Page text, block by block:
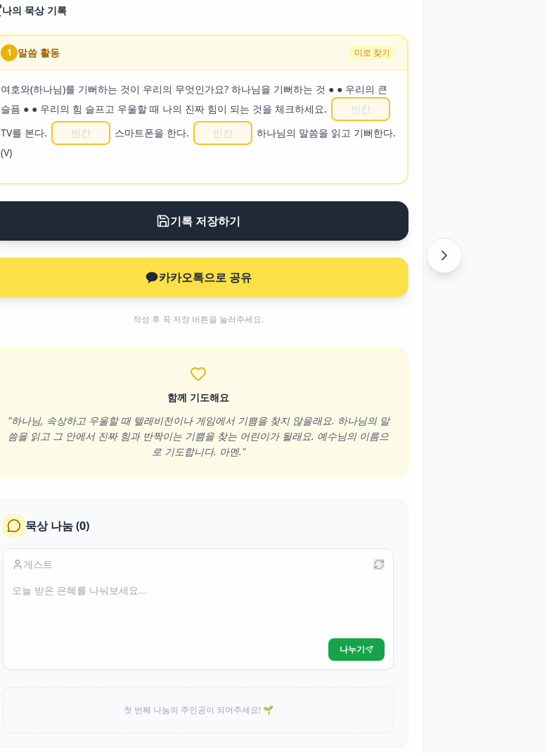
나의 묵상 기록
1 말씀 활동 미로 찾기
여호와(하나님)를 기뻐하는 것이 우리의 무엇인가요? 하나님을 기뻐하는 것 ● ● 우리의 큰
슬픔 ● ● 우리의 힘 슬프고 우울할 때 나의 진짜 힘이 되는 것을 체크하세요.
TV를 본다.
스마트폰을 한다.
하나님의 말씀을 읽고 기뻐한다.
(V)
기록 저장하기
카카오톡으로 공유
작성 후 꼭 저장 버튼을 눌러주세요.
함께 기도해요
"하나님, 속상하고 우울할 때 텔레비전이나 게임에서 기쁨을 찾지 않을래요. 하나님의 말
씀을 읽고 그 안에서 진짜 힘과 반짝이는 기쁨을 찾는 어린이가 될래요. 예수님의 이름으
로 기도합니다. 아멘."
묵상 나눔 (0)
나누기
첫 번째 나눔의 주인공이 되어주세요! 🌱